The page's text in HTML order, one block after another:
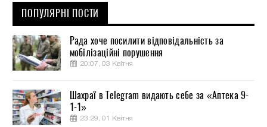
ПОПУЛЯРНІ ПОСТИ
Рада хоче посилити відповідальність за
мобілізаційні порушення
20:07, 03 Квітня
Шахраї в Telegram видають себе за «Аптека 9-
1-1»
23:29, 01 Квітня